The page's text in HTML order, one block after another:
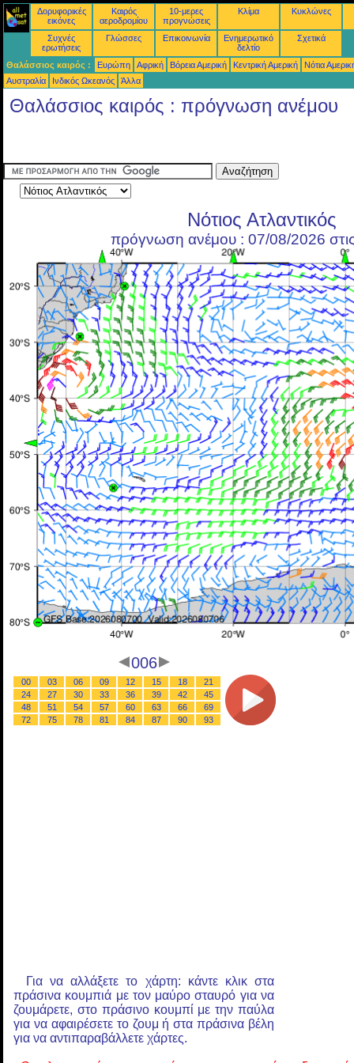
Δορυφορικές
εικόνες
Καιρός
αεροδρομίου
10-μερες
προγνώσεις
Κλίμα Κυκλώνες
Συχνές
ερωτήσεις
Γλώσσες Επικοινωνία
Ενημερωτικό
δελτίο
Σχετικά
Θαλάσσιος καιρός : Ευρώπη Αφρική Βόρεια Αμερική Κεντρική Αμερική
Νότια
Αυστραλία
Ινδικός Ωκεανός Άλλα
Θαλάσσιος καιρός : πρόγνωση ανέμου
Νότιος Ατλαντικός
πρόγνωση ανέμου : 07/08/2026
006
00 03 06 09 12 15 18
21
24
27 30 33 36 39 42
45
48
51 54 57 60 63 66
69
72
75 78 81 84 87 90 93
Για να αλλάξετε το χάρτη: κάντε κλικ στα
πράσινα κουμπιά με τον μαύρο σταυρό για να
ζουμάρετε, στο πράσινο κουμπί με την παύλα
για να αφαιρέσετε το ζουμ ή στα πράσινα βέλη
για να αντιπαραβάλλετε χάρτες.